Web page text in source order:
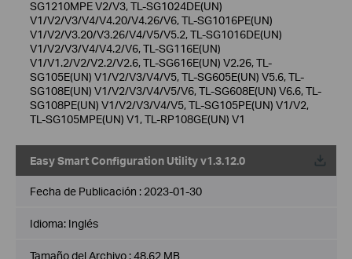
SG1210MPE V2/V3, TL-SG1024DE(UN)
V1/V2/V3/V4/V4.20/V4.26/V6, TL-SG1016PE(UN)
V1/V2/V3.20/V3.26/V4/V5/V5.2, TL-SG1016DE(UN)
V1/V2/V3/V4/V4.2/V6, TL-SG116E(UN)
V1/V1.2/V2/V2.2/V2.6, TL-SG616E(UN) V2.26, TL-
SG105E(UN) V1/V2/V3/V4/V5, TL-SG605E(UN) V5.6, TL-
SG108E(UN) V1/V2/V3/V4/V5/V6, TL-SG608E(UN) V6.6, TL-
SG108PE(UN) V1/V2/V3/V4/V5, TL-SG105PE(UN) V1/V2,
TL-SG105MPE(UN) V1, TL-RP108GE(UN) V1
Easy Smart Configuration Utility v1.3.12.0
Fecha de Publicación : 2023-01-30
Idioma: Inglés
Tamaño del Archivo :48.62 MB